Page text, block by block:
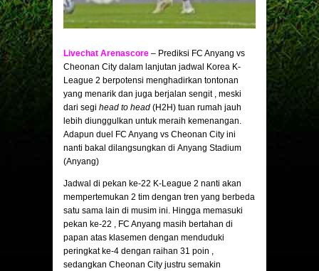
Livechat Arenascore – Prediksi FC Anyang vs
Cheonan City dalam lanjutan jadwal Korea K-
League 2 berpotensi menghadirkan tontonan
yang menarik dan juga berjalan sengit , meski
dari segi head to head (H2H) tuan rumah jauh
lebih diunggulkan untuk meraih kemenangan.
Adapun duel FC Anyang vs Cheonan City ini
nanti bakal dilangsungkan di Anyang Stadium
(Anyang)
Jadwal di pekan ke-22 K-League 2 nanti akan
mempertemukan 2 tim dengan tren yang berbeda
satu sama lain di musim ini. Hingga memasuki
pekan ke-22 , FC Anyang masih bertahan di
papan atas klasemen dengan menduduki
peringkat ke-4 dengan raihan 31 poin ,
sedangkan Cheonan City justru semakin